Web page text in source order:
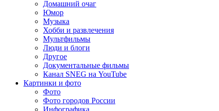
Домашний очаг
Юмор
Музыка
Хобби и развлечения
Мультфильмы
Люди и блоги
Другое
Документальные фильмы
Канал SNEG на YouTube
Картинки и фото
Фото
Фото городов России
Инфографика